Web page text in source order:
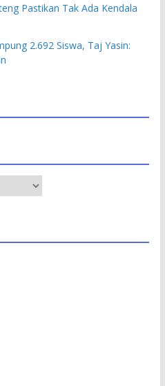
Pastikan Tak Ada Kendala
2.692 Siswa, Taj Yasin: